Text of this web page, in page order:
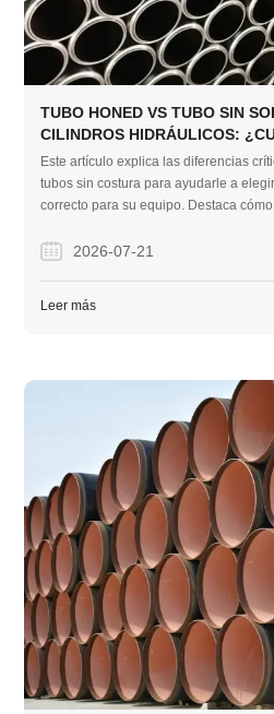
TUBO HONED VS TUBO SIN
CILINDROS HIDRÁULICOS:
Este artículo explica las diferencias
tubos sin costura para ayudarle a
correcto para su equipo. Destaca
inactividad y ahorra un costoso tiempo
2026-07-21
Leer más